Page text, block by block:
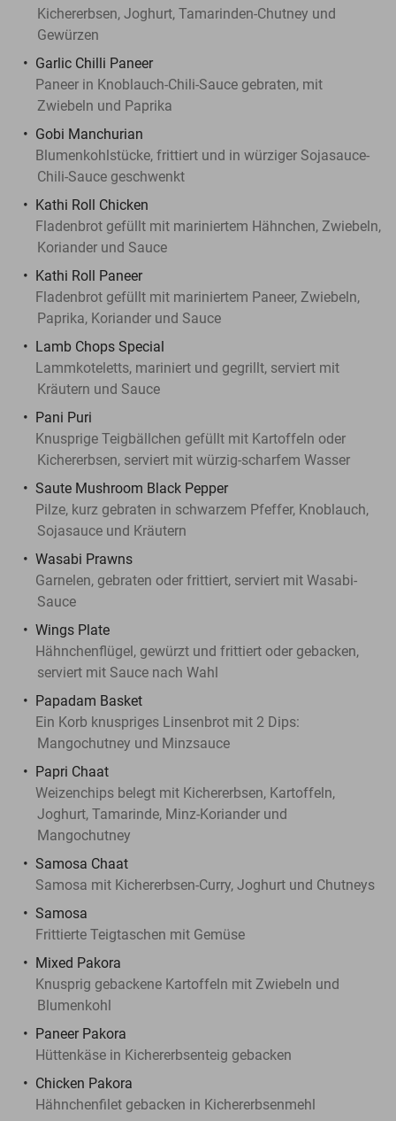
Kichererbsen, Joghurt, Tamarinden-Chutney und
Gewürzen
Garlic Chilli Paneer
Paneer in Knoblauch-Chili-Sauce gebraten, mit
Zwiebeln und Paprika
Gobi Manchurian
Blumenkohlstücke, frittiert und in würziger Sojasauce-
Chili-Sauce geschwenkt
Kathi Roll Chicken
Fladenbrot gefüllt mit mariniertem Hähnchen, Zwiebeln,
Koriander und Sauce
Kathi Roll Paneer
Fladenbrot gefüllt mit mariniertem Paneer, Zwiebeln,
Paprika, Koriander und Sauce
Lamb Chops Special
Lammkoteletts, mariniert und gegrillt, serviert mit
Kräutern und Sauce
Pani Puri
Knusprige Teigbällchen gefüllt mit Kartoffeln oder
Kichererbsen, serviert mit würzig-scharfem Wasser
Saute Mushroom Black Pepper
Pilze, kurz gebraten in schwarzem Pfeffer, Knoblauch,
Sojasauce und Kräutern
Wasabi Prawns
Garnelen, gebraten oder frittiert, serviert mit Wasabi-
Sauce
Wings Plate
Hähnchenflügel, gewürzt und frittiert oder gebacken,
serviert mit Sauce nach Wahl
Papadam Basket
Ein Korb knuspriges Linsenbrot mit 2 Dips:
Mangochutney und Minzsauce
Papri Chaat
Weizenchips belegt mit Kichererbsen, Kartoffeln,
Joghurt, Tamarinde, Minz-Koriander und
Mangochutney
Samosa Chaat
Samosa mit Kichererbsen-Curry, Joghurt und Chutneys
Samosa
Frittierte Teigtaschen mit Gemüse
Mixed Pakora
Knusprig gebackene Kartoffeln mit Zwiebeln und
Blumenkohl
Paneer Pakora
Hüttenkäse in Kichererbsenteig gebacken
Chicken Pakora
Hähnchenfilet gebacken in Kichererbsenmehl